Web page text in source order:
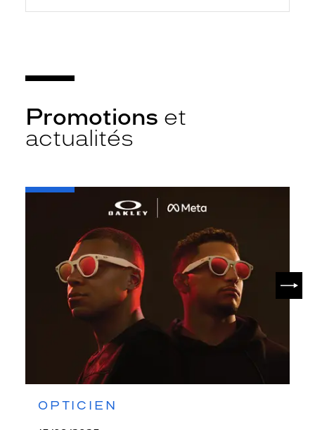
Promotions et
actualités
OPTICIEN
-